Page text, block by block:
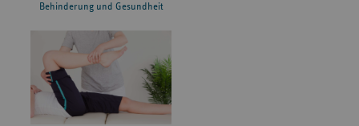
Behinderung und Gesundheit